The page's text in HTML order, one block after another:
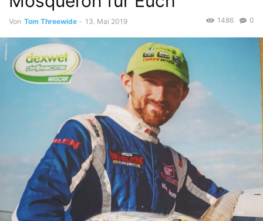
Von Tom Threewide - 13. Mai 2019 0
1486